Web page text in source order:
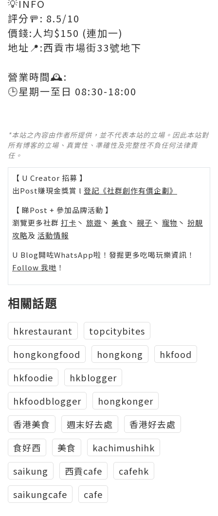
💡INFO
評分🚥: 8.5/10
價錢:人均$150 (連加一)
地址📍:西貢市場街33號地下
營業時間🕰:
🕒星期一至日 08:30-18:00
*本站之內容由作者所提供，並不代表本站的立場。因此本站對
所有博客的立場、真實性、準確性及完整性不負任何法律責
任。
【 U Creator 招募 】
出Post賺現金獎賞 l 登記《社群創作有價企劃》
【 睇Post + 參加品牌活動 】
瀏覽更多社群 打卡 丶 旅遊 丶 美食 丶 親子 丶 寵物 丶 扮靚
攻略及 活動情報
U Blog開咗WhatsApp啦！發掘更多吃喝玩樂資訊！
Follow 我哋 ！
相關話題
hkrestaurant
topcitybites
hongkongfood
hongkong
hkfood
hkfoodie
hkblogger
hkfoodblogger
hongkonger
香港美食
週末好去處
香港好去處
食好西
美食
kachimushihk
saikung
西貢cafe
cafehk
saikungcafe
cafe